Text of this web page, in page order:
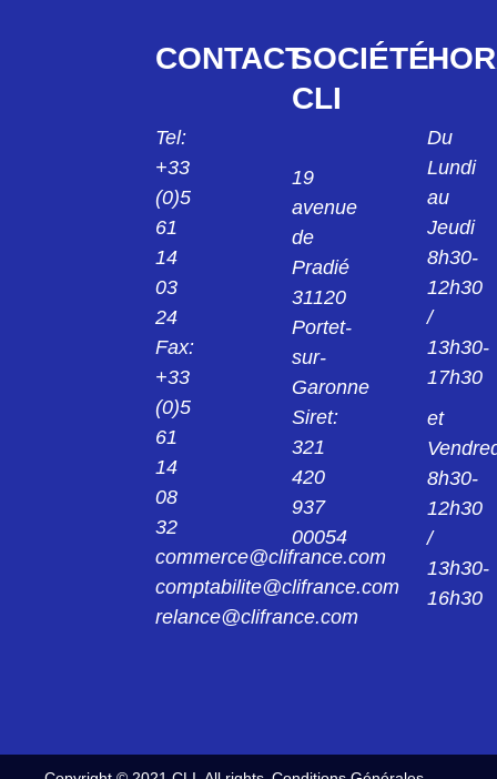
CONTACT
Tel:
+33
(0)5
61
14
03
24
Fax:
+33
(0)5
61
14
08
32
commerce@clifrance.com
comptabilite@clifrance.com
relance@clifrance.com
SOCIÉTÉ
CLI
19
avenue
de
Pradié
31120
Portet-
sur-
Garonne
Siret:
321
420
937
00054
Du
Lundi
au
Jeudi
8h30-
12h30
/
13h30-
17h30
et
8h30-
12h30
/
13h30-
16h30